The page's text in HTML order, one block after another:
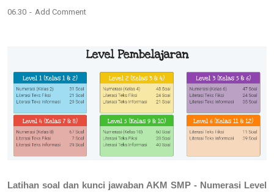
06.30 Add Comment
Latihan soal dan kunci jawaban AKM SMP - Numerasi Level